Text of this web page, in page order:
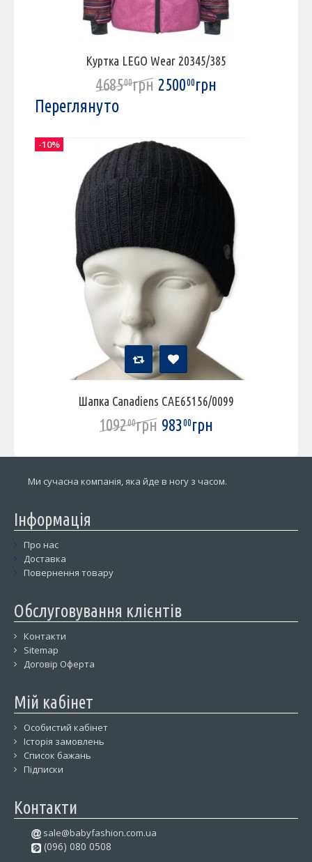
Куртка LEGO Wear 20345/385
468500грн 250000грн
Переглянуто
Шапка Canadiens CAE65156/0099
109200грн 98300грн
-10%
Ми сучасна компанія, яка йде в ногу з часом.
Інформація
Про нас
Доставка
Повернення товару
Обслуговування клієнтів
Контакти
Sitemap
Договір Оферта
Мій кабінет
Особистий кабінет
Історія замовлень
Список бажань
Підписки
Контакти
sale@babyfashion.com.ua
(096) 080 0508